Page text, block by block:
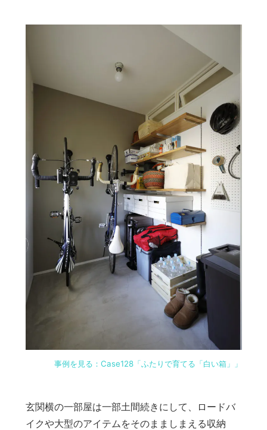
事例を見る：Case128「ふたりで育てる「白い箱」」
玄関横の一部屋は一部土間続きにして、ロードバ
イクや大型のアイテムをそのまましまえる収納